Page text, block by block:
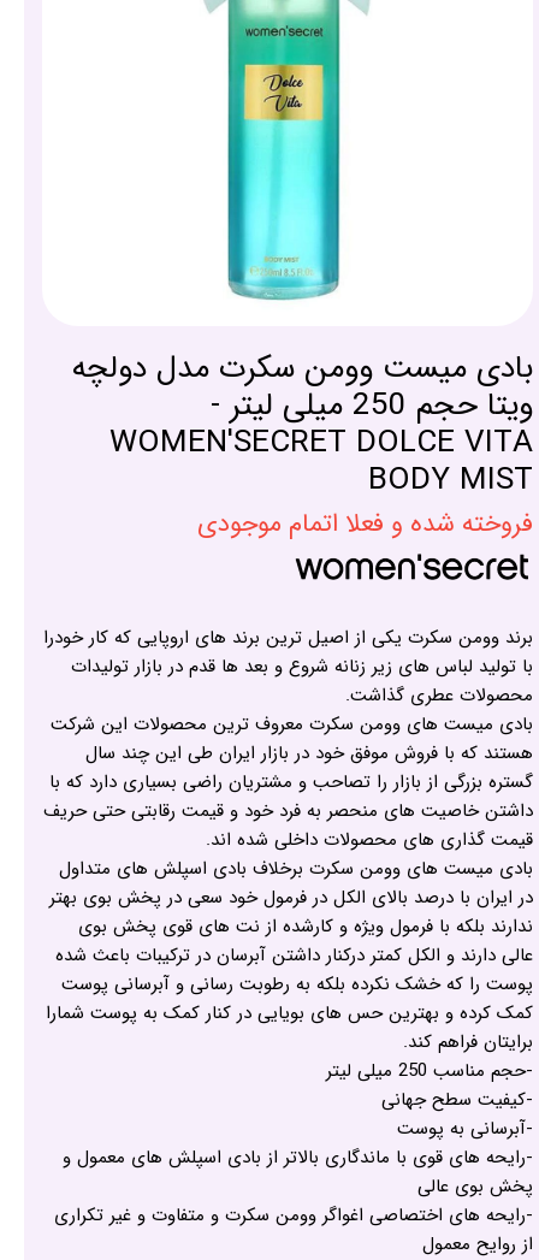
بادی میست وومن سکرت مدل دولچه
ویتا حجم 250 میلی لیتر -
WOMEN'SECRET DOLCE VITA
BODY MIST
فروخته شده و فعلا اتمام موجودی
برند وومن سکرت یکی از اصیل ترین برند های اروپایی که کار خودرا
با تولید لباس های زیر زنانه شروع و بعد ها قدم در بازار تولیدات
محصولات عطری گذاشت.
بادی میست های وومن سکرت معروف ترین محصولات این شرکت
هستند که با فروش موفق خود در بازار ایران طی این چند سال
گستره بزرگی از بازار را تصاحب و مشتریان راضی بسیاری دارد که با
داشتن خاصیت های منحصر به فرد خود و قیمت رقابتی حتی حریف
قیمت گذاری های محصولات داخلی شده اند.
بادی میست های وومن سکرت برخلاف بادی اسپلش های متداول
در ایران با درصد بالای الکل در فرمول خود سعی در پخش بوی بهتر
ندارند بلکه با فرمول ویژه و کارشده از نت های قوی پخش بوی
عالی دارند و الکل کمتر درکنار داشتن آبرسان در ترکیبات باعث شده
پوست را که خشک نکرده بلکه به رطوبت رسانی و آبرسانی پوست
کمک کرده و بهترین حس های بویایی در کنار کمک به پوست شمارا
برایتان فراهم کند.
-حجم مناسب 250 میلی لیتر
-کیفیت سطح جهانی
-آبرسانی به پوست
-رایحه های قوی با ماندگاری بالاتر از بادی اسپلش های معمول و
پخش بوی عالی
-رایحه های اختصاصی اغواگر وومن سکرت و متفاوت و غیر تکراری
از روایح معمول